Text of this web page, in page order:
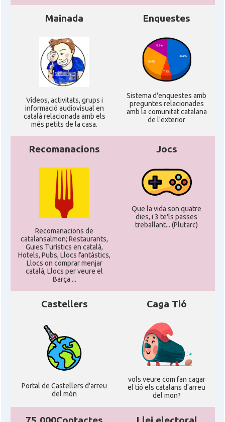
Mainada
Ví­deos, activitats, grups i
informació audiovisual en
català relacionada amb els
més petits de la casa.
Enquestes
Sistema d'enquestes amb
preguntes relacionades
amb la comunitat catalana
de l'exterior
Recomanacions
Recomanacions de
catalansalmon; Restaurants,
Guies Turístics en català,
Hotels, Pubs, Llocs fantàstics,
Llocs on comprar menjar
català, Llocs per veure el
Barça ...
Jocs
Que la vida son quatre
dies, i 3 te'ls passes
treballant... (Plutarc)
Castellers
Portal de Castellers d'arreu
del món
Caga Tió
vols veure com fan cagar
el tió els catalans d'arreu
del mon?